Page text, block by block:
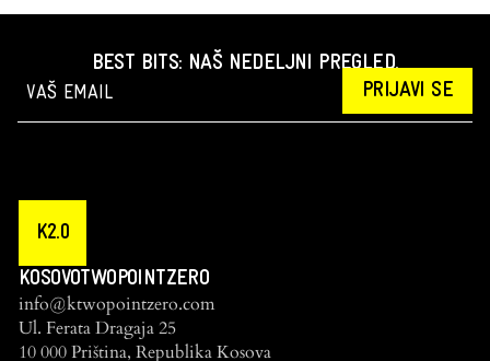
BEST BITS: NAŠ NEDELJNI PREGLED.
PRIJAVI SE
K2.0
KOSOVOTWOPOINTZERO
info@ktwopointzero.com
Ul. Ferata Dragaja 25
10 000 Priština, Republika Kosova